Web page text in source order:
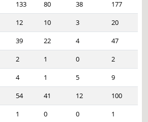
133 80 38
177
12 10 3
20
39 22 4
47
2 1 0
2
4 1 5
9
54 41 12
100
1 0 0
1